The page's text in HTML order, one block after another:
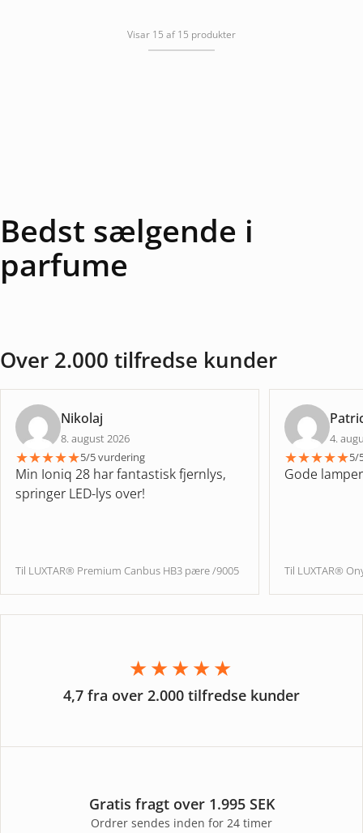
Visar 15 af 15 produkter
Bedst sælgende i
parfume
Over 2.000 tilfredse kunder
Nikolaj
8. august 2026
★★★★★5/5 vurdering
Min Ioniq 28 har fantastisk fjernlys,
springer LED-lys over!
Til LUXTAR® Premium Canbus HB3 pære /9005
4.
★★★★★5/
Gode lamper
Til LUXTAR®
★★★★★
4,7 fra over 2.000 tilfredse kunder
Gratis fragt over 1.995 SEK
Ordrer sendes inden for 24 timer